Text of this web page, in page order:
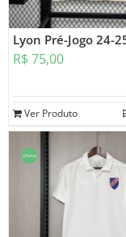
Lyon Pré-Jogo 24-
R$ 75,00
Ver Produto
Oferta!